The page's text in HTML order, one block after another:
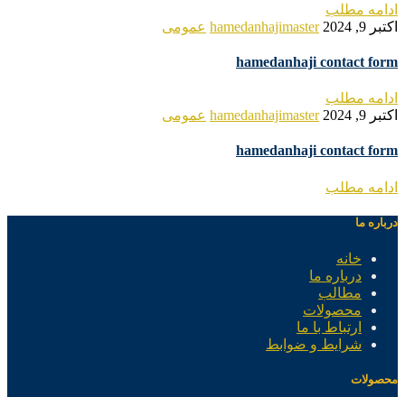
ادامه مطلب
اکتبر 9, 2024
hamedanhajimaster عمومی
hamedanhaji contact form
ادامه مطلب
اکتبر 9, 2024
hamedanhajimaster عمومی
hamedanhaji contact form
ادامه مطلب
درباره ما
خانه
درباره ما
مطالب
محصولات
ارتباط با ما
شرایط و ضوابط
محصولات